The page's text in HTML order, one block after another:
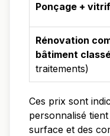
Ponçage +
Rénovation
bâtiment
traitements)
Ces prix sont
personnalisé
surface et des